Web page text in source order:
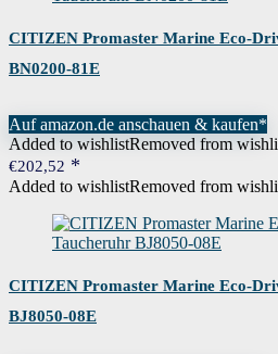
CITIZEN Promaster Marine Eco-
BN0200-81E
Auf amazon.de anschauen & kaufen*
Added to wishlistRemoved from
€202,52
Added to wishlistRemoved from
CITIZEN Promaster Marine Eco-
BJ8050-08E